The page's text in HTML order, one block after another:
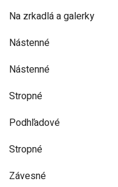
Na zrkadlá a galerky
Nástenné
Nástenné
Stropné
Podhľadové
Stropné
Závesné